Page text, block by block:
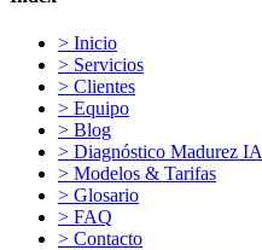
> Inicio
> Servicios
> Clientes
> Equipo
> Blog
> Diagnóstico Madurez IA
> Modelos & Tarifas
> Glosario
> FAQ
> Contacto